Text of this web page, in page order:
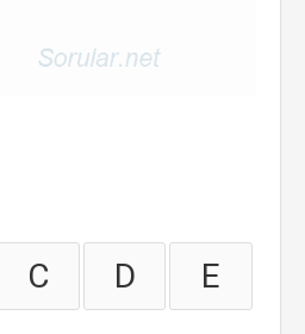
C D E